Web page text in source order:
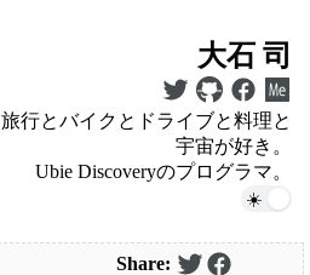
大石 司
旅行とバイクとドライブと料理と
宇宙が好き。
Ubie Discoveryのプログラマ。
Share: